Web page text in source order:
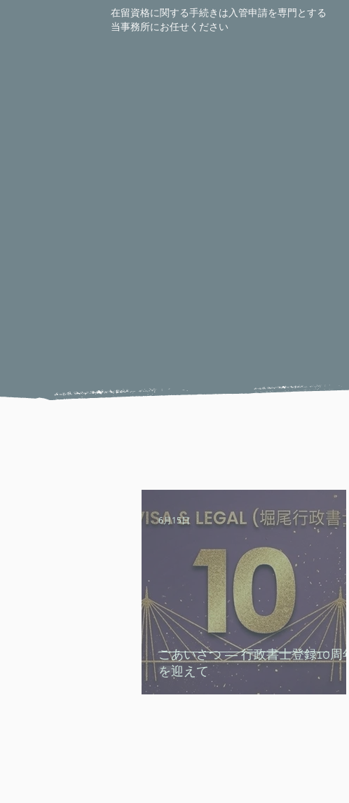
​​​​在留資格に関する手続きは入管申請を専門とする
当事務所にお任せください​​
ごあいさつ ― 行政書士登録10周年
を迎えて
6月15日